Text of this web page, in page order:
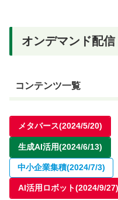
オンデマンド配
コンテンツ一覧
メタバース(2024/5/20)
生成AI活用(2024/6/13)
中小企業集積(2024/7/3)
AI活用ロボット(2024/9/27)